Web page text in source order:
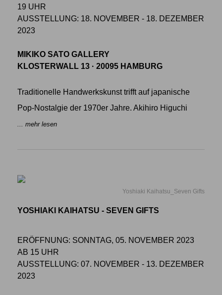
19 UHR
AUSSTELLUNG: 18. NOVEMBER - 18. DEZEMBER
2023
MIKIKO SATO GALLERY
KLOSTERWALL 13 · 20095 HAMBURG
Traditionelle Handwerkskunst trifft auf japanische
Pop-Nostalgie der 1970er Jahre. Akihiro Higuchi
... mehr lesen
Yoshiaki Kaihatsu_Seven Gifts
YOSHIAKI KAIHATSU - SEVEN GIFTS
ERÖFFNUNG: SONNTAG, 05. NOVEMBER 2023
AB 15 UHR
AUSSTELLUNG: 07. NOVEMBER - 13. DEZEMBER
2023